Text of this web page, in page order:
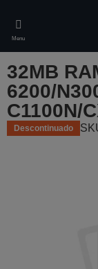
main
content
Menu
32MB
6200/
C1100N/
Descontinuado